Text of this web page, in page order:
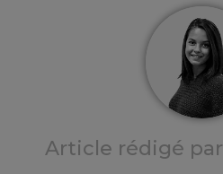
Article rédigé par